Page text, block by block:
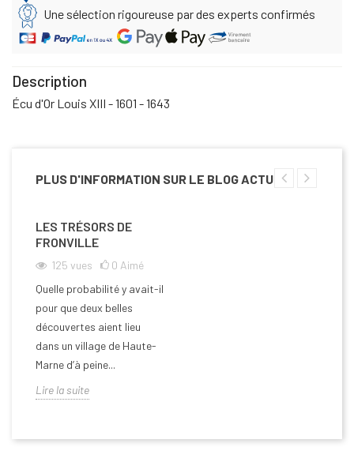
Une sélection rigoureuse par des experts confirmés
Description
Écu d'Or Louis XIII - 1601 - 1643
PLUS D'INFORMATION SUR LE BLOG ACTU
LES TRÉSORS DE
FRONVILLE
125 vues 0 Aimé
Quelle probabilité y avait-il
pour que deux belles
découvertes aient lieu
dans un village de Haute-
Marne d’à peine...
Lire la suite